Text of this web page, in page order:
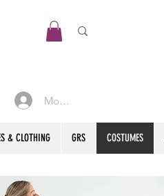
Mon compte
& CLOTHING GRS COSTUMES